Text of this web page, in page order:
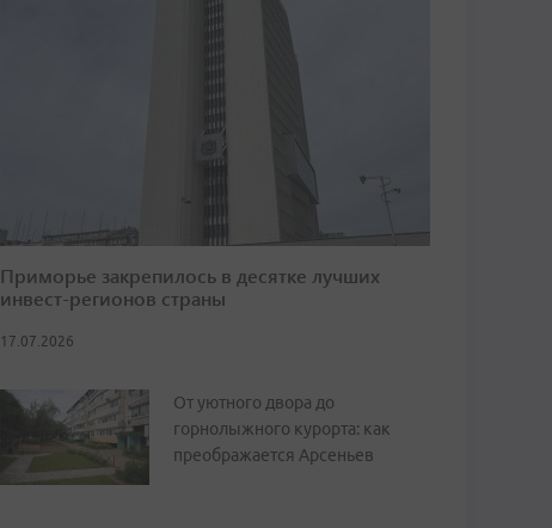
Приморье закрепилось в десятке лучших
инвест-регионов страны
17.07.2026
От уютного двора до
горнолыжного курорта: как
преображается Арсеньев